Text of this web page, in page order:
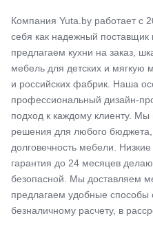
Компания Yuta.by работает с
себя как надежный
предлагаем кухни на заказ,
мебель для детских и мягкую
и российских фабрик. Наша
профессиональный дизайн-
подход к каждому клиенту.
решения для любого бюджета,
долговечность мебели.
гарантия до 24 месяцев
безопасной. Мы доставляем
предлагаем удобные
безналичному расчету, в